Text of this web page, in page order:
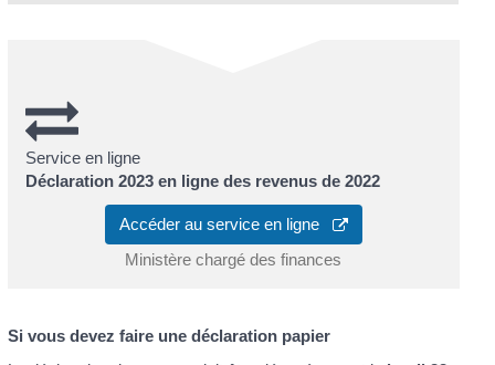
Service en ligne
Déclaration 2023 en ligne des revenus de 2022
Accéder au service en ligne
Ministère chargé des finances
Si vous devez faire une déclaration papier